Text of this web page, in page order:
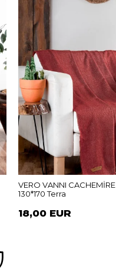
VERO VANNI
130*170 Terra
18,00 EUR